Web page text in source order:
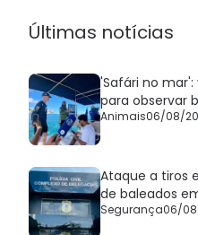
Últimas notícias
'Safári no
para observar
Animais06/08/
Ataque a tiros
de baleados
Segurança06/